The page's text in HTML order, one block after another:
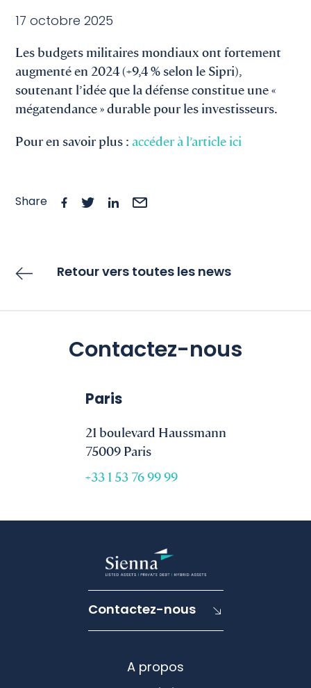
17 octobre 2025
Les budgets militaires mondiaux ont fortement
augmenté en 2024 (+9,4 % selon le Sipri),
soutenant l’idée que la défense constitue une «
mégatendance » durable pour les investisseurs.
Pour en savoir plus :accéder à l’article ici
Share
Retour vers toutes les news
Contactez-nous
Paris
21 boulevard Haussmann
75009 Paris
+33 1 53 76 99 99
Contactez-nous
A propos